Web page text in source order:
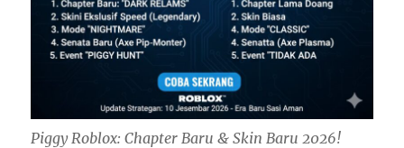
Piggy Roblox: Chapter Baru & Skin Baru 2026!